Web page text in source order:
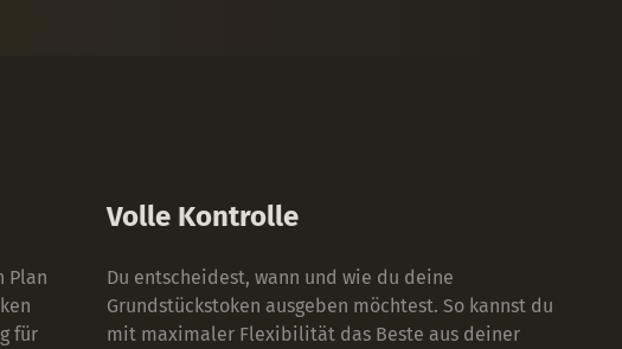
Plan
für
Volle Kontrolle
Du entscheidest, wann und wie du deine
Grundstückstoken ausgeben möchtest. So kannst du
mit maximaler Flexibilität das Beste aus deiner